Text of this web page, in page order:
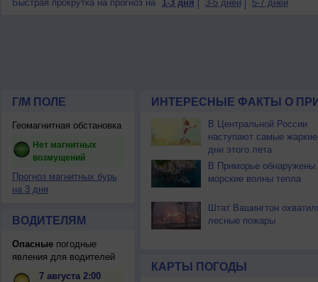
Быстрая прокрутка на прогноз на 1-3 дня 3-5 дней 5-7 дней
Г/М ПОЛЕ
Геомагнитная обстановка
Нет магнитных
возмущений
Прогноз магнитных бурь
на 3 дня
ВОДИТЕЛЯМ
Опасныепогодные
явления для водителей
7 августа 2:00
ИНТЕРЕСНЫЕ ФАКТЫ О
В Центральной России
наступают самые жаркие
дни этого лета
В Приморье обнаружены
морские волны тепла
Штат Вашингтон
лесные пожары
КАРТЫ ПОГОДЫ